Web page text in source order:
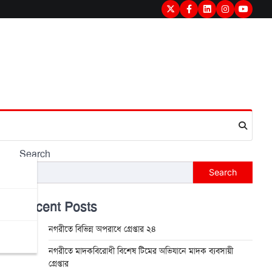
TwitterFacebook
LinkedInInstagram
Search
Search
Recent Posts
নগরীতে বিভিন্ন অপরাধে গ্রেপ্তার ২৪
নগরীতে মাদকবিরোধী বিশেষ টিমের অভিযানে মাদক ব্যবসায়ী
গ্রেপ্তার